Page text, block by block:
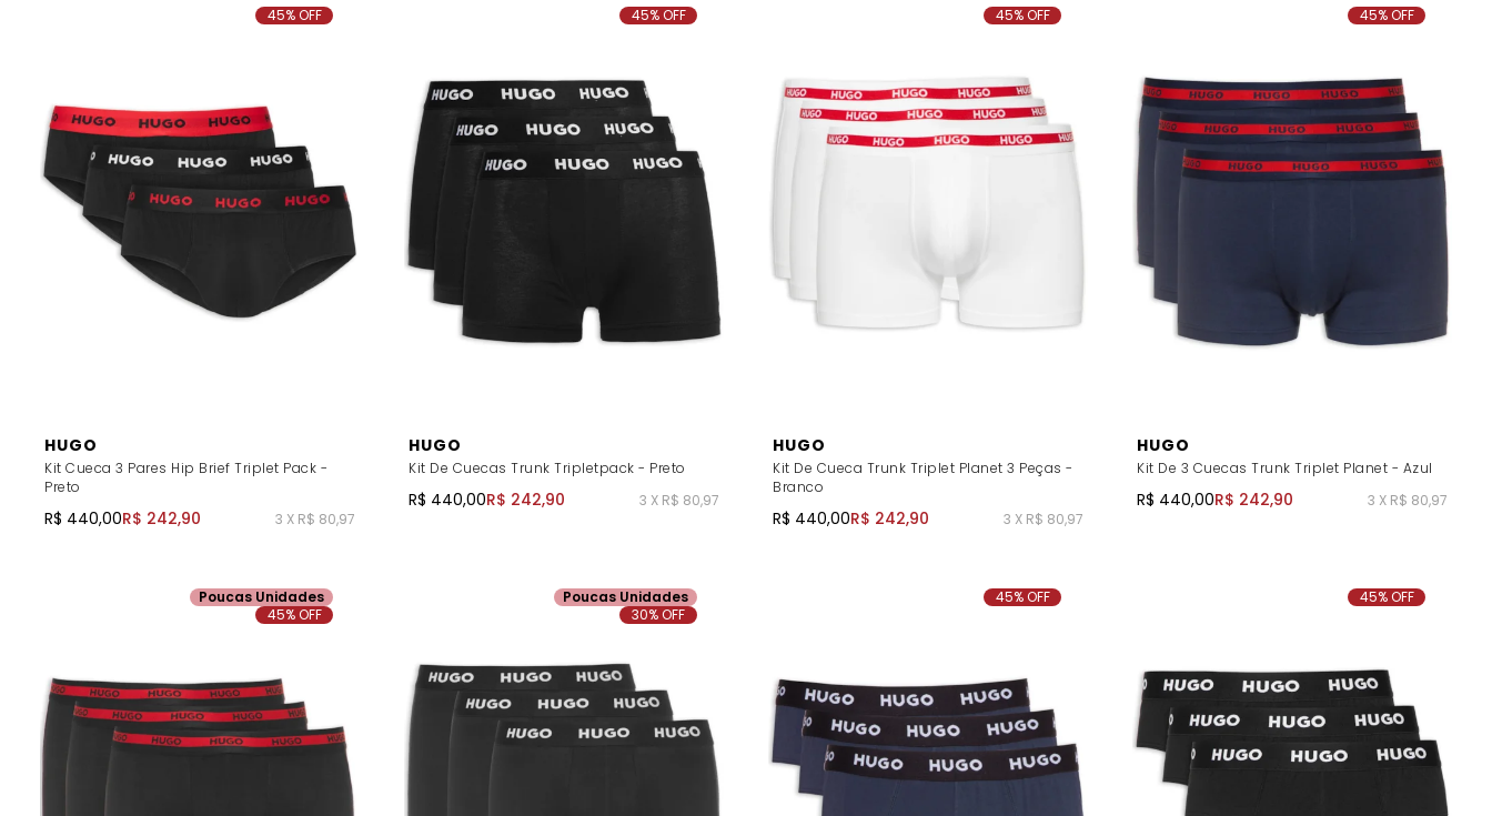
HUGO
Kit Cueca 3 Pares Hip Brief Triplet Pack -
Preto
R$ 440,00R$ 242,90 3 X R$ 80,97
45% OFF
HUGO
Kit De Cuecas Trunk Tripletpack - Preto
R$ 440,00R$ 242,90 3 X R$ 80,97
45% OFF
HUGO
Kit De Cueca Trunk Triplet Planet 3 Peças -
Branco
R$ 440,00R$ 242,90 3 X R$ 80,97
45% OFF
HUGO
Kit De 3 Cuecas Trunk Triplet Planet - Azul
R$ 440,00R$ 242,90 3 X R$ 80,97
45% OFF
Poucas Unidades
45% OFF
Poucas Unidades
30% OFF
45% OFF 45% OFF